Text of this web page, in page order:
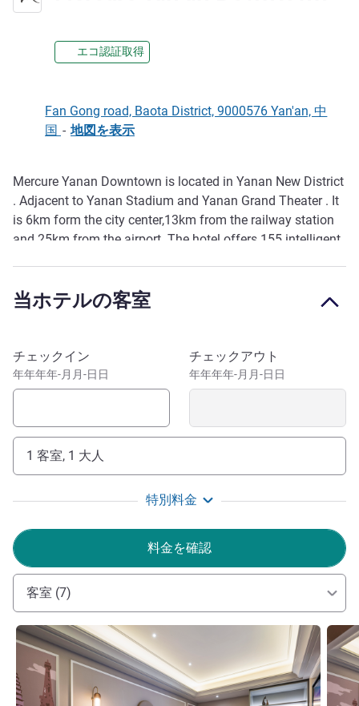
エコ認証取得
Fan Gong road, Baota District, 9000576 Yan'an, 中
国 - 地図を表示
説明
Mercure Yanan Downtown is located in Yanan New District
. Adjacent to Yanan Stadium and Yanan Grand Theater . It
is 6km form the city center,13km from the railway station
and 25km from the airport. The hotel offers 155 intelligent
breakfast, and also provides lobby bar, multi functional
当ホテルの客室
このホテルを予約
チェックイン
年年年年-月月-日日
チェックアウト
年年年年-月月-日日
1 客室, 1 大人
特別料金
料金を確認
客室 (7)
詳細を表示 詳細